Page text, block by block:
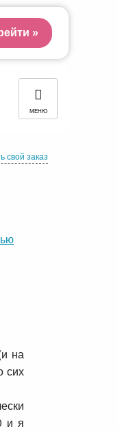
МЕНЮ
свой заказ
на
сих
и я
»